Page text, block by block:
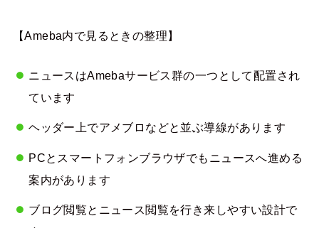
【Ameba内で見るときの整理】
ニュースはAmebaサービス群の一つとして配置され
ています
ヘッダー上でアメブロなどと並ぶ導線があります
PCとスマートフォンブラウザでもニュースへ進める
案内があります
ブログ閲覧とニュース閲覧を行き来しやすい設計で